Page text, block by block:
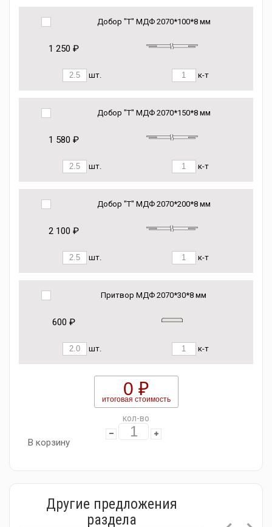
Добор "Т" МДФ 2070*100*8 мм
1 250 ₽
шт. к-т
Добор "Т" МДФ 2070*150*8 мм
1 580 ₽
шт. к-т
Добор "Т" МДФ 2070*200*8 мм
2 100 ₽
шт. к-т
Притвор МДФ 2070*30*8 мм
600 ₽
шт. к-т
0 ₽
итоговая стоимость
кол-во
В корзину
Другие предложения
раздела